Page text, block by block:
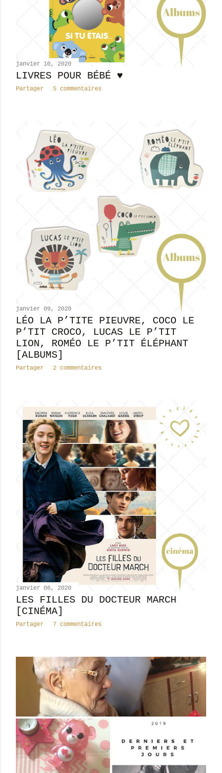
janvier 10, 2020
LIVRES POUR BÉBÉ ♥
Partager 5 commentaires
janvier 09, 2020
LÉO LA P’TITE PIEUVRE, COCO LE
P’TIT CROCO, LUCAS LE P’TIT
LION, ROMÉO LE P’TIT ÉLÉPHANT
[ALBUMS]
Partager 2 commentaires
janvier 06, 2020
LES FILLES DU DOCTEUR MARCH
[CINÉMA]
Partager 7 commentaires